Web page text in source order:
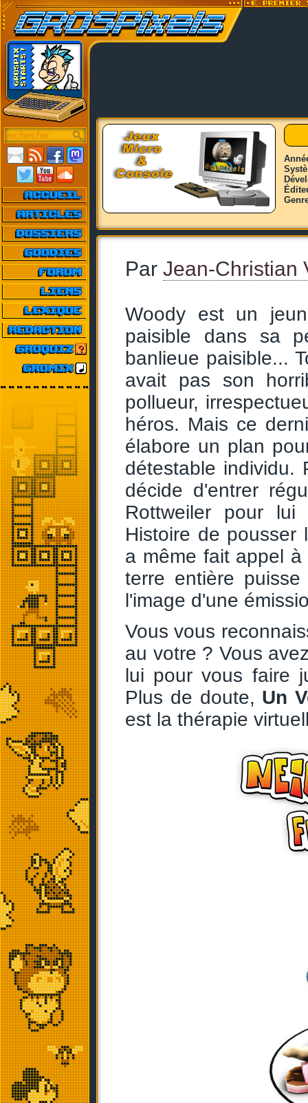
Par Jean-Christian
Woody est un
paisible dans sa
banlieue paisible...
avait pas son
pollueur,
héros. Mais ce
élabore un plan
détestable individu.
décide d'entrer
Rottweiler pour lui
Histoire de pousser
a même fait appel
terre entière
l'image d'une
Vous vous
au votre ? Vous
lui pour vous faire
Plus de doute, Un
est la thérapie